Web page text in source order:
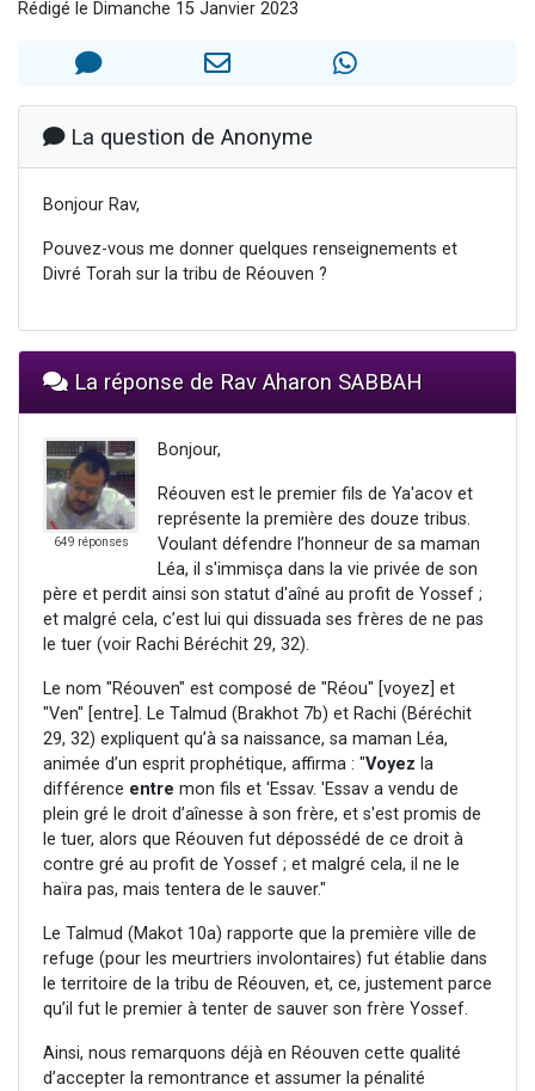
Il reste 49 places pour étudier en groupe sur Zoom
Eva vient de donner son Maasser
Odaya vient de donner son Maasser
Rédigé le Dimanche 15 Janvier 2023
La question de Anonyme
Bonjour Rav,
Pouvez-vous me donner quelques renseignements et
Divré Torah sur la tribu de Réouven ?
La réponse de Rav Aharon SABBAH
649 réponses
Bonjour,
Réouven est le premier fils de Ya'acov et
représente la première des douze tribus.
Voulant défendre l’honneur de sa maman
Léa, il s'immisça dans la vie privée de son
père et perdit ainsi son statut d'aîné au profit de Yossef ;
et malgré cela, c’est lui qui dissuada ses frères de ne pas
le tuer (voir Rachi Béréchit 29, 32).
Le nom "Réouven" est composé de "Réou" [voyez] et
"Ven" [entre]. Le Talmud (Brakhot 7b) et Rachi (Béréchit
29, 32) expliquent qu’à sa naissance, sa maman Léa,
animée d’un esprit prophétique, affirma : "Voyez la
différence entre mon fils et 'Essav. 'Essav a vendu de
plein gré le droit d’aînesse à son frère, et s'est promis de
le tuer, alors que Réouven fut dépossédé de ce droit à
contre gré au profit de Yossef ; et malgré cela, il ne le
haïra pas, mais tentera de le sauver."
Le Talmud (Makot 10a) rapporte que la première ville de
refuge (pour les meurtriers involontaires) fut établie dans
le territoire de la tribu de Réouven, et, ce, justement parce
qu’il fut le premier à tenter de sauver son frère Yossef.
Ainsi, nous remarquons déjà en Réouven cette qualité
d’accepter la remontrance et assumer la pénalité